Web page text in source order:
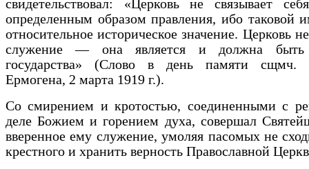
свидетельствовал: «Церковь не связывает
определенным образом правления, ибо таковой
относительное историческое значение. Церковь
служение — она является и должна быть
государства» (Слово в день памяти сщмч.
Ермогена, 2 марта 1919 г.).
Со смирением и кротостью, соединенными с
деле Божием и горением духа, совершал
вверенное ему служение, умоляя пасомых не
крестного и хранить верность Православной